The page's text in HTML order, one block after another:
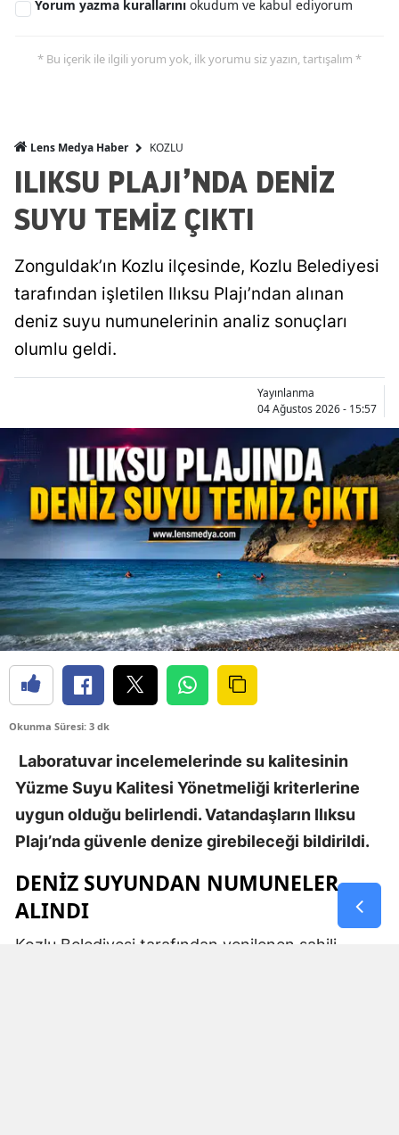
Yorum yazma kurallarını okudum ve kabul ediyorum
* Bu içerik ile ilgili yorum yok, ilk yorumu siz yazın, tartışalım *
Lens Medya Haber KOZLU
ILIKSU PLAJI’NDA DENİZ
SUYU TEMİZ ÇIKTI
Zonguldak’ın Kozlu ilçesinde, Kozlu Belediyesi
tarafından işletilen Ilıksu Plajı’ndan alınan
deniz suyu numunelerinin analiz sonuçları
olumlu geldi.
Yayınlanma
04 Ağustos 2026 - 15:57
Okunma Süresi: 3 dk
Laboratuvar incelemelerinde su kalitesinin
Yüzme Suyu Kalitesi Yönetmeliği kriterlerine
uygun olduğu belirlendi. Vatandaşların Ilıksu
Plajı’nda güvenle denize girebileceği bildirildi.
DENİZ SUYUNDAN NUMUNELER
ALINDI
Kozlu Belediyesi tarafından yenilenen sahili,